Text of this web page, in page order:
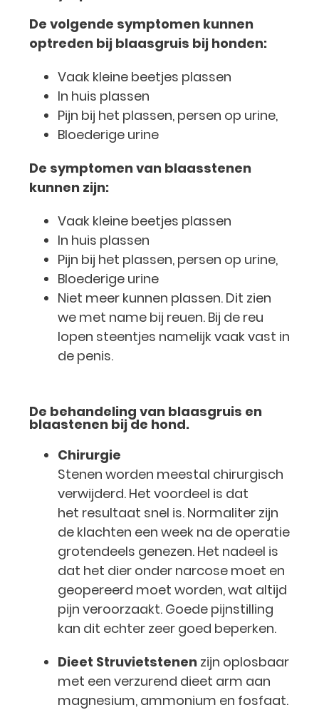
De volgende symptomen kunnen
optreden bij blaasgruis bij honden:
Vaak kleine beetjes plassen
In huis plassen
Pijn bij het plassen, persen op urine,
Bloederige urine
De symptomen van blaasstenen
kunnen zijn:
Vaak kleine beetjes plassen
In huis plassen
Pijn bij het plassen, persen op urine,
Bloederige urine
Niet meer kunnen plassen. Dit zien
we met name bij reuen. Bij de reu
lopen steentjes namelijk vaak vast in
de penis.
De behandeling van blaasgruis en
blaastenen bij de hond.
Chirurgie
Stenen worden meestal chirurgisch
verwijderd. Het voordeel is dat
het resultaat snel is. Normaliter zijn
de klachten een week na de operatie
grotendeels genezen. Het nadeel is
dat het dier onder narcose moet en
geopereerd moet worden, wat altijd
pijn veroorzaakt. Goede pijnstilling
kan dit echter zeer goed beperken.
Dieet Struvietstenen zijn oplosbaar
met een verzurend dieet arm aan
magnesium, ammonium en fosfaat.